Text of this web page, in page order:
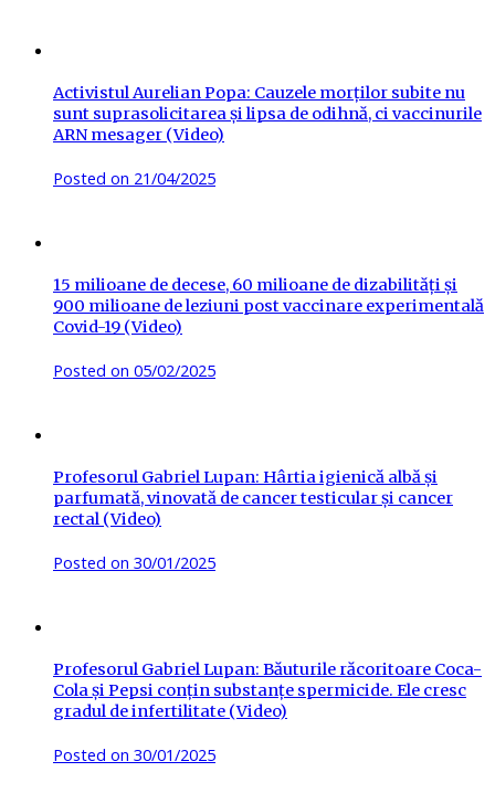
Activistul Aurelian Popa: Cauzele morților subite nu
sunt suprasolicitarea și lipsa de odihnă, ci vaccinurile
ARN mesager (Video)
Posted on 21/04/2025
15 milioane de decese, 60 milioane de dizabilități și
900 milioane de leziuni post vaccinare experimentală
Covid-19 (Video)
Posted on 05/02/2025
Profesorul Gabriel Lupan: Hârtia igienică albă și
parfumată, vinovată de cancer testicular și cancer
rectal (Video)
Posted on 30/01/2025
Profesorul Gabriel Lupan: Băuturile răcoritoare Coca-
Cola și Pepsi conțin substanțe spermicide. Ele cresc
gradul de infertilitate (Video)
Posted on 30/01/2025